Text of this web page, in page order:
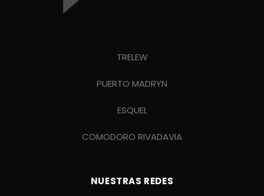
TRELEW
PUERTO MADRYN
ESQUEL
COMODORO RIVADAVIA
NUESTRAS REDES